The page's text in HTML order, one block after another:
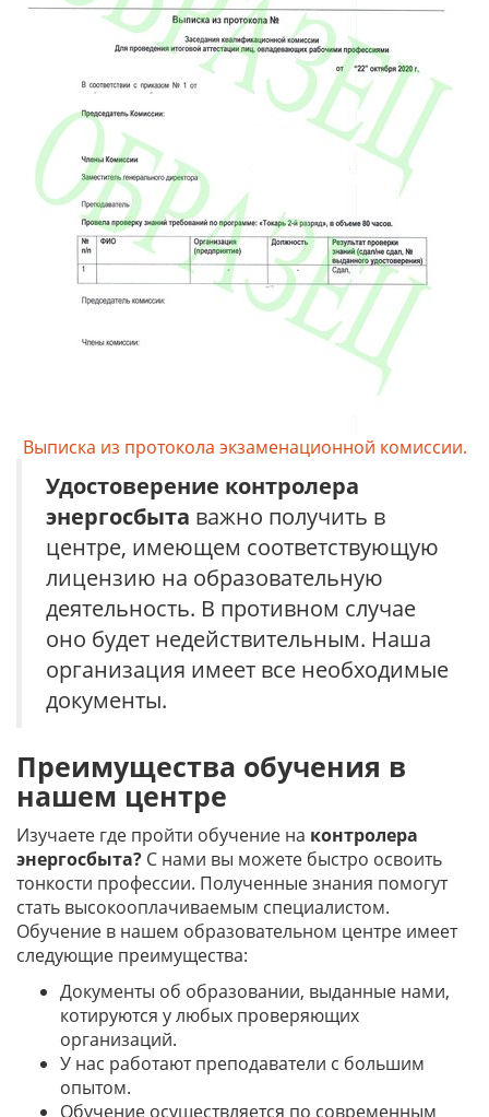
Выписка из протокола экзаменационной комиссии.
Удостоверение контролера
энергосбыта важно получить в
центре, имеющем соответствующую
лицензию на образовательную
деятельность. В противном случае
оно будет недействительным. Наша
организация имеет все необходимые
документы.
Преимущества обучения в
нашем центре
Изучаете где пройти обучение на контролера
энергосбыта? С нами вы можете быстро освоить
тонкости профессии. Полученные знания помогут
стать высокооплачиваемым специалистом.
Обучение в нашем образовательном центре имеет
следующие преимущества:
Документы об образовании, выданные нами,
котируются у любых проверяющих
организаций.
У нас работают преподаватели с большим
опытом.
Обучение осуществляется по современным